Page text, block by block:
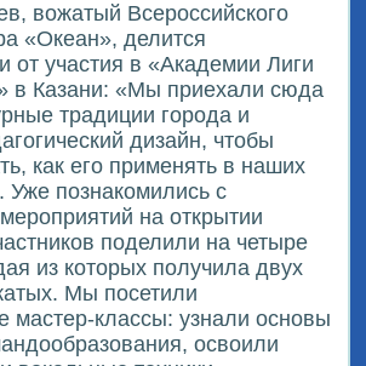
вожатый Всероссийского
«Океан», делится
от участия в «Академии Лиги
в Казани: «Мы приехали сюда
традиции города и
дизайн, чтобы
как его применять в наших
Уже познакомились с
на открытии
поделили на четыре
из которых получила двух
Мы посетили
мастер-классы: узнали основы
освоили